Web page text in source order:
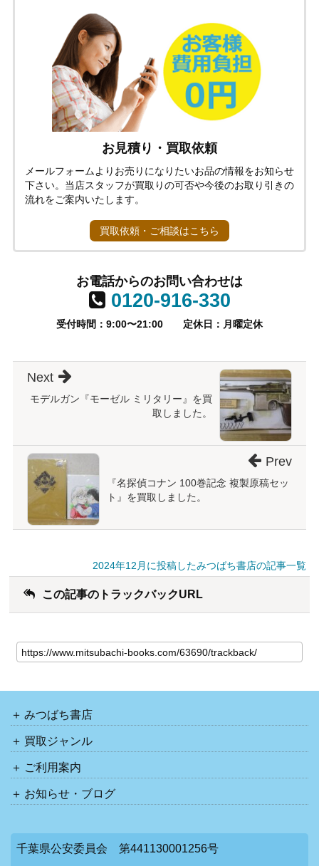
お見積り・買取依頼
メールフォームよりお売りになりたいお品の情報をお知らせ
下さい。当店スタッフが買取りの可否や今後のお取り引きの
流れをご案内いたします。
買取依頼・ご相談はこちら
お電話からのお問い合わせは
0120-916-330
受付時間：9:00〜21:00 定休日：月曜定休
モデルガン『モーゼル ミリタリー』を買
取しました。
Next
『名探偵コナン 100巻記念 複製原稿セッ
ト』を買取しました。
Prev
2024年12月に投稿したみつばち書店の記事一覧
この記事のトラックバックURL
みつばち書店
買取ジャンル
ご利用案内
お知らせ・ブログ
千葉県公安委員会 第441130001256号